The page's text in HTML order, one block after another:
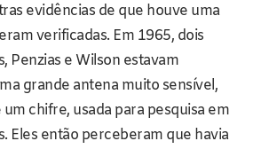
evidências de que houve uma
verificadas. Em 1965, dois
Penzias e Wilson estavam
grande antena muito sensível,
chifre, usada para pesquisa em
Eles então perceberam que havia